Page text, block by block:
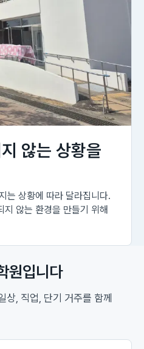
않는 상황을
는 상황에 따라 달라집니다.
않는 환경을 만들기 위해
원입니다
상, 직업, 단기 거주를 함께